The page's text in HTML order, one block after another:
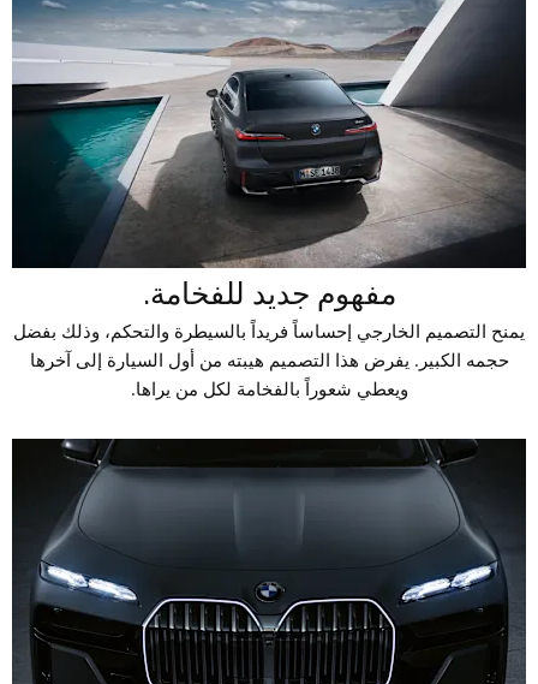
مفهوم جديد للفخامة.
يمنح التصميم الخارجي إحساساً فريداً بالسيطرة والتحكم، وذلك بفضل
حجمه الكبير. يفرض هذا التصميم هيبته من أول السيارة إلى آخرها
ويعطي شعوراً بالفخامة لكل من يراها.